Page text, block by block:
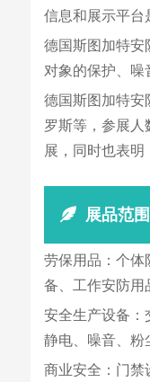
信息和展示平台
德国斯图加特安
对象的保护、噪
德国斯图加特安
罗斯等，参展
展，同时也表明
展品范围
劳保用品：个体
备、工作安防用
安全生产设备：
静电、噪音、粉
商业安全：门禁